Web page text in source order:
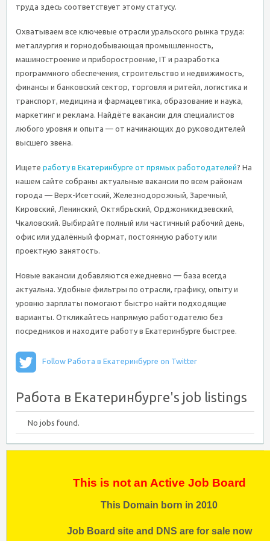
труда здесь соответствует этому статусу.
Охватываем все ключевые отрасли уральского рынка труда:
металлургия и горнодобывающая промышленность,
машиностроение и приборостроение, IT и разработка
программного обеспечения, строительство и недвижимость,
финансы и банковский сектор, торговля и ритейл, логистика и
транспорт, медицина и фармацевтика, образование и наука,
маркетинг и реклама. Найдёте вакансии для специалистов
любого уровня и опыта — от начинающих до руководителей
высшего звена.
Ищете работу в Екатеринбурге от прямых работодателей? На
нашем сайте собраны актуальные вакансии по всем районам
города — Верх-Исетский, Железнодорожный, Заречный,
Кировский, Ленинский, Октябрьский, Орджоникидзевский,
Чкаловский. Выбирайте полный или частичный рабочий день,
офис или удалённый формат, постоянную работу или
проектную занятость.
Новые вакансии добавляются ежедневно — база всегда
актуальна. Удобные фильтры по отрасли, графику, опыту и
уровню зарплаты помогают быстро найти подходящие
варианты. Откликайтесь напрямую работодателю без
посредников и находите работу в Екатеринбурге быстрее.
Follow Работа в Екатеринбурге on Twitter
Работа в Екатеринбурге's job listings
No jobs found.
This is not an Active Job Board
This Domain born in 2010
Job Board site and DNS are for sale now